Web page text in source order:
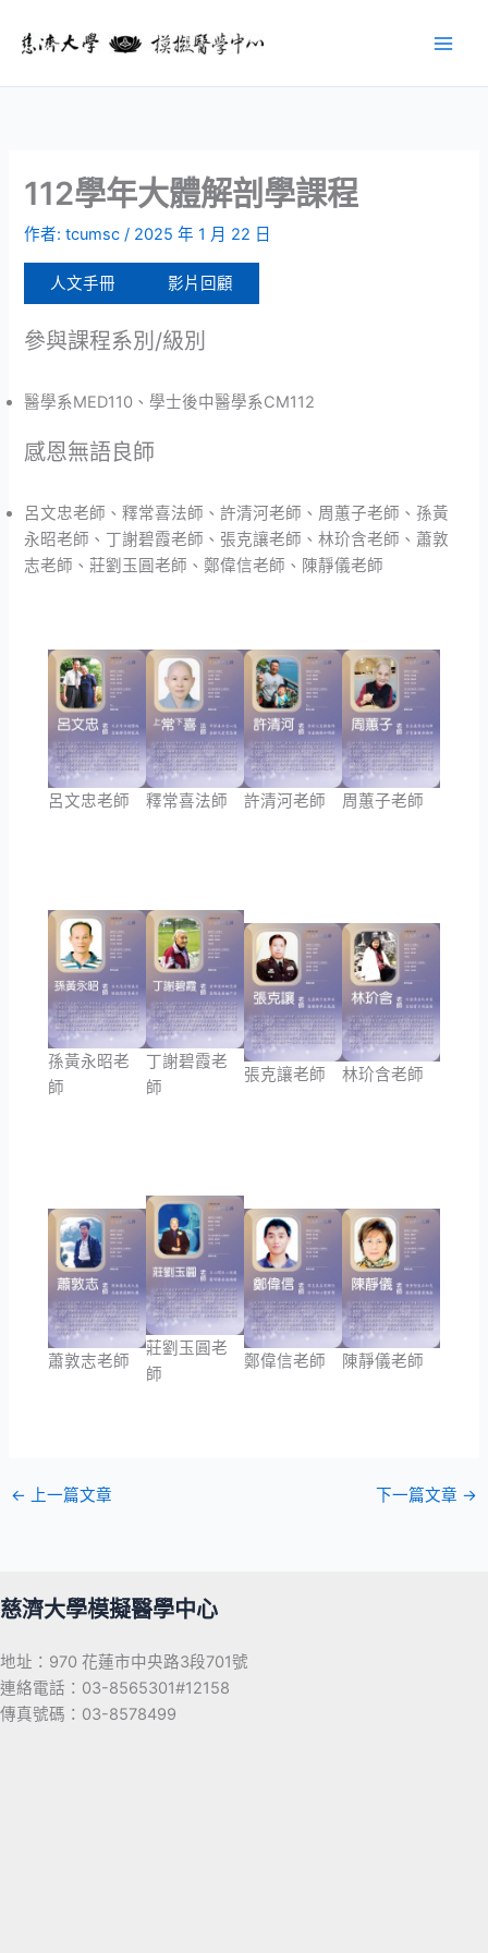
要
112學年大體解剖學課程
作者:tcumsc/ 2025 年 1 月 22 日
人文手冊 影片回顧
參與課程系別/級別
醫學系MED110、學士後中醫學系CM112
感恩無語良師
呂文忠老師、釋常喜法師、許清河老師、周蕙子老師、孫黃
永昭老師、丁謝碧霞老師、張克讓老師、林玠含老師、蕭敦
志老師、莊劉玉圓老師、鄭偉信老師、陳靜儀老師
呂文忠老師 釋常喜法師 許清河老師 周蕙子老師
孫黃永昭老
師
丁謝碧霞老
師
張克讓老師 林玠含老師
蕭敦志老師
莊劉玉圓老
師
鄭偉信老師 陳靜儀老師
← 上一篇文章 下一篇文章 →
慈濟大學模擬醫學中心
地址：970 花蓮市中央路3段701號
連絡電話：03-8565301#12158
傳真號碼：03-8578499